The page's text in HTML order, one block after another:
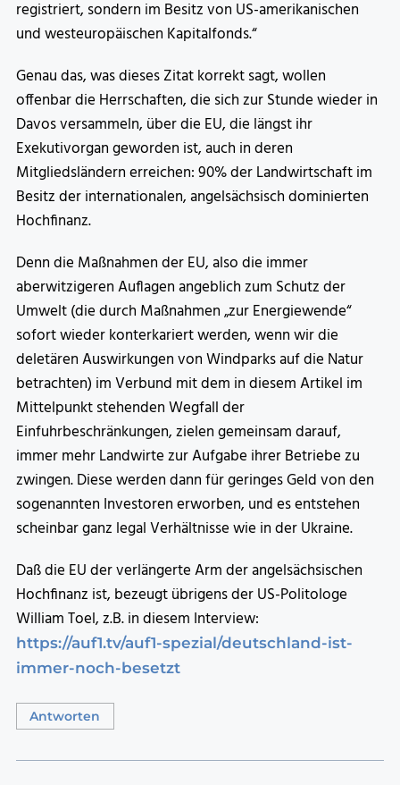
registriert, sondern im Besitz von US-amerikanischen
und westeuropäischen Kapitalfonds.“
Genau das, was dieses Zitat korrekt sagt, wollen
offenbar die Herrschaften, die sich zur Stunde wieder in
Davos versammeln, über die EU, die längst ihr
Exekutivorgan geworden ist, auch in deren
Mitgliedsländern erreichen: 90% der Landwirtschaft im
Besitz der internationalen, angelsächsisch dominierten
Hochfinanz.
Denn die Maßnahmen der EU, also die immer
aberwitzigeren Auflagen angeblich zum Schutz der
Umwelt (die durch Maßnahmen „zur Energiewende“
sofort wieder konterkariert werden, wenn wir die
deletären Auswirkungen von Windparks auf die Natur
betrachten) im Verbund mit dem in diesem Artikel im
Mittelpunkt stehenden Wegfall der
Einfuhrbeschränkungen, zielen gemeinsam darauf,
immer mehr Landwirte zur Aufgabe ihrer Betriebe zu
zwingen. Diese werden dann für geringes Geld von den
sogenannten Investoren erworben, und es entstehen
scheinbar ganz legal Verhältnisse wie in der Ukraine.
Daß die EU der verlängerte Arm der angelsächsischen
Hochfinanz ist, bezeugt übrigens der US-Politologe
William Toel, z.B. in diesem Interview:
https://auf1.tv/auf1-spezial/deutschland-ist-
immer-noch-besetzt
Antworten